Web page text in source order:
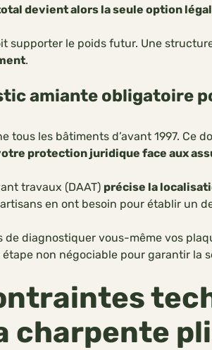
devient alors la seule option
supporter le poids futur. Une
.
amiante obligatoire
tous les bâtiments d’avant 1997. Ce
protection juridique face aux
travaux (DAAT) précise la
en ont besoin pour établir un
de diagnostiquer vous-même vos
étape non négociable pour garantir la
charpente